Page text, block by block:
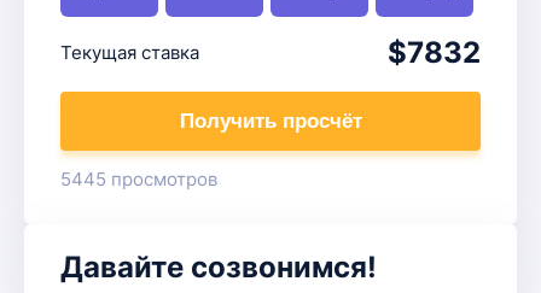
Текущая ставка $7832
Получить просчёт
5445 просмотров
Давайте созвонимся!